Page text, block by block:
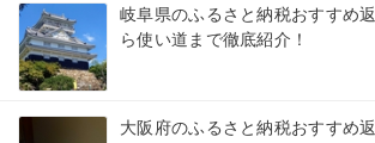
岐阜県のふるさと納税おすすめ
ら使い道まで徹底紹介！
大阪府のふるさと納税おすすめ